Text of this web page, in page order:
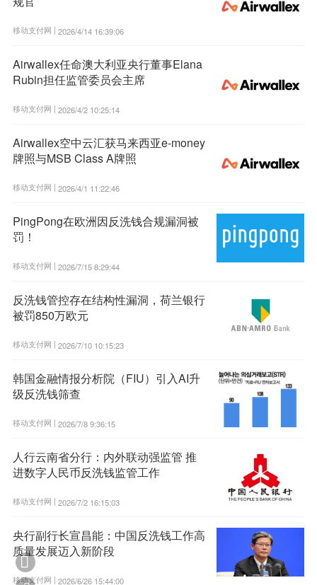
移动支付网 | 2026/4/14 16:39:06
Airwallex任命澳大利亚央行董事Elana
Rubin担任监管委员会主席
移动支付网 | 2026/4/2 10:25:14
Airwallex空中云汇获马来西亚e-money
牌照与MSB Class A牌照
移动支付网 | 2026/4/1 11:22:46
PingPong在欧洲因反洗钱合规漏洞被
罚！
移动支付网 | 2026/7/15 8:29:44
反洗钱管控存在结构性漏洞，荷兰银行
被罚850万欧元
移动支付网 | 2026/7/10 10:15:23
韩国金融情报分析院（FIU）引入AI升
级反洗钱筛查
移动支付网 | 2026/7/8 9:36:15
人行云南省分行：内外联动强监管 推
进数字人民币反洗钱监管工作
移动支付网 | 2026/7/2 16:15:03
央行副行长宣昌能：中国反洗钱工作高
质量发展迈入新阶段
移动支付网 | 2026/6/26 15:44:00
